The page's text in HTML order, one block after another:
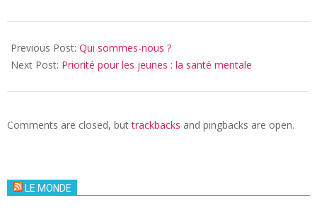
01-
28
Previous Post: Qui sommes-nous ?
Next Post: Priorité pour les jeunes : la santé mentale
Comments are closed, buttrackbacks and pingbacks are open.
LE MONDE